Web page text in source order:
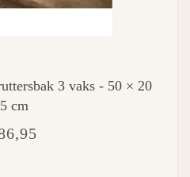
3 vaks - 50 × 20
cm